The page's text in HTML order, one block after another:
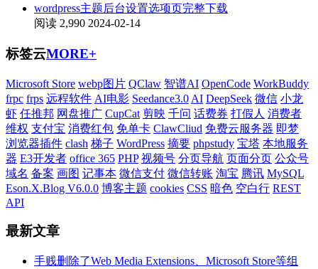
wordpress主题后台设置选项页完整下载
阅读 2,990 2024-02-14
标签云MORE+
Microsoft Store webp图片 QClaw 智谱AI OpenCode WorkBuddy
frpc frps 远程软件 AI电影 Seedance3.0 AI DeepSeek 微信 小龙
虾 任推邦 网盘推广 CupCat 剪映 千问 话费券 打假人 消费者
维权 支付宝 消费红包 免单卡 ClawCliud 免费云服务器 即梦
浏览器插件 clash 梯子 WordPress 摘要 phpstudy 宝塔 本地服务
器 E3开发者 office 365 PHP 视频号 分页导航 页面分页 公众号
域名 备案 画图 记事本 微信支付 微信转账 淘宝 腾讯 MySQL
Eson.X.Blog V6.0.0 博客主题 cookies CSS 暗色 空白行 REST
API
最新文章
手贱删除了Web Media Extensions、Microsoft Store等组